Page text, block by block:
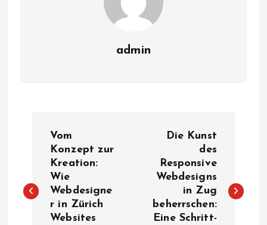
admin
s
Vom
Konzept zur
Kreation:
Wie
Webdesigne
r in Zürich
Websites
Die Kunst
des
Responsive
Webdesigns
in Zug
beherrschen:
Eine Schritt-